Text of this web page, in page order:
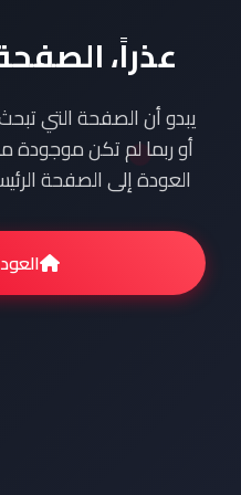
عذراً،
يبدو أن الصفحة التي
أو ربما لم تكن موجودة
العودة إلى الصفحة